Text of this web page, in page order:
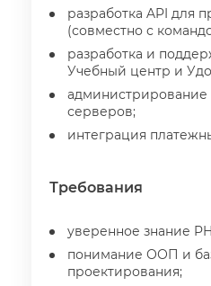
разработка API для
(совместно с
разработка и
Учебный центр и
серверов;
интеграция
Требования
уверенное знание
понимание ООП и
проектирования;